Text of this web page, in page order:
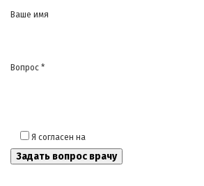
Ваше имя
Вопрос *
Я согласен на